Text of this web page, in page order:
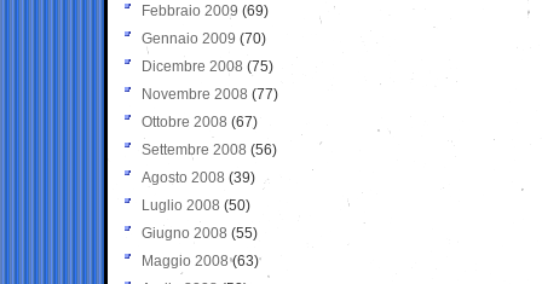
Febbraio 2009 (69)
Gennaio 2009 (70)
Dicembre 2008 (75)
Novembre 2008 (77)
Ottobre 2008 (67)
Settembre 2008 (56)
Agosto 2008 (39)
Luglio 2008 (50)
Giugno 2008 (55)
Maggio 2008(63)